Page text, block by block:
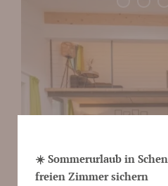
☀️ Sommerurlaub in
freien Zimmer sichern